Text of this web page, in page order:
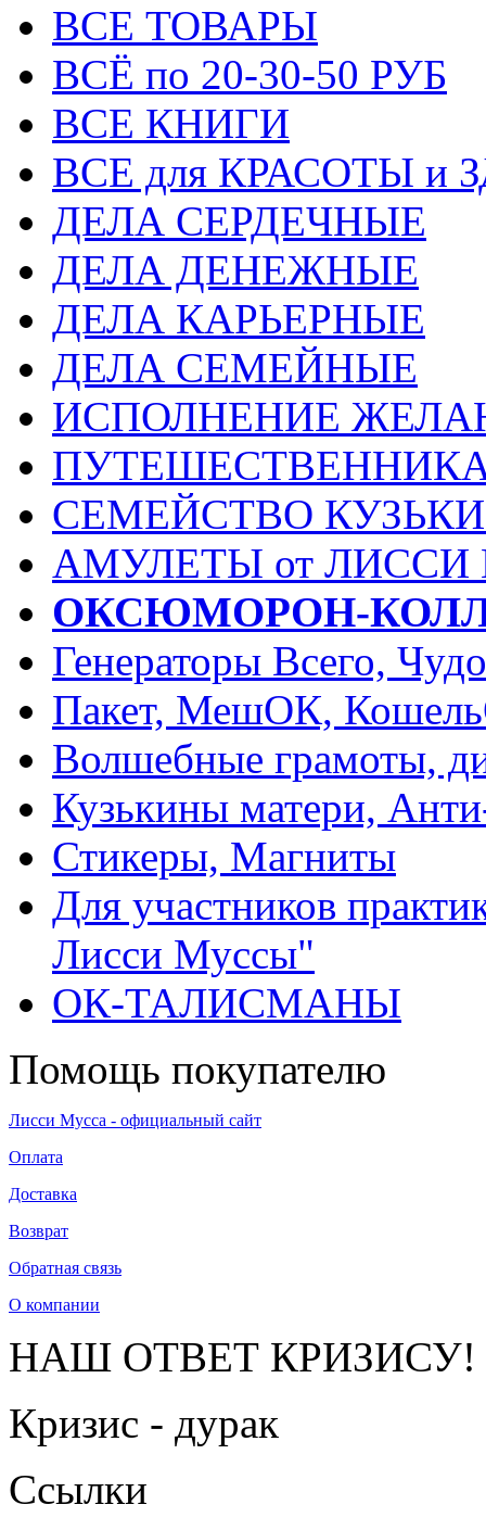
ВСЕ ТОВАРЫ
ВСЁ по 20-30-50 РУБ
ВСЕ КНИГИ
ВСЕ для КРАСОТЫ и
ДЕЛА СЕРДЕЧНЫЕ
ДЕЛА ДЕНЕЖНЫЕ
ДЕЛА КАРЬЕРНЫЕ
ДЕЛА СЕМЕЙНЫЕ
ИСПОЛНЕНИЕ
СЕМЕЙСТВО
АМУЛЕТЫ от
ОКСЮМОРОН-
Генераторы Всего,
Пакет, МешОК,
Волшебные грамоты,
Кузькины матери,
Стикеры, Магниты
Для участников
Лисси Муссы"
ОК-ТАЛИСМАНЫ
Помощь покупателю
Лисси Мусса - официальный сайт
Оплата
Доставка
Возврат
Обратная связь
О компании
НАШ ОТВЕТ КРИЗИСУ!
Кризис - дурак
Ссылки